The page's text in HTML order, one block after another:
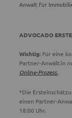
Anwalt für
ADVOCADO
Wichtig: Für eine
Partner-Anwält:in
Online-Prozess.
*Die
einen Partner-
18:00 Uhr.